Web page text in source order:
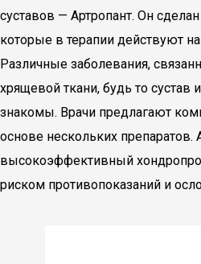
суставов — Артропант. Он
которые в терапии действуют
Различные заболевания,
хрящевой ткани, будь то сустав
знакомы. Врачи предлагают
основе нескольких препаратов.
высокоэффективный
риском противопоказаний и